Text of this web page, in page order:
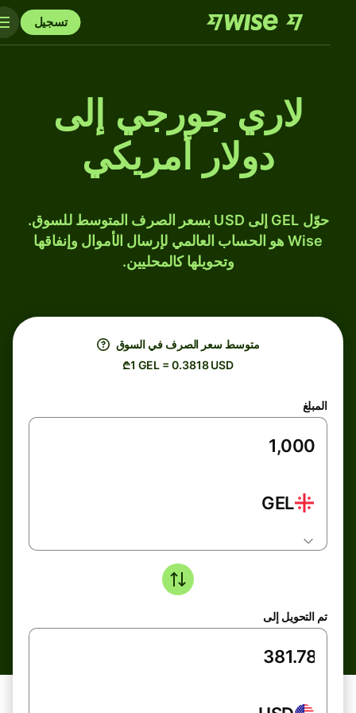
تسجيل
لاري جورجي إلى
دولار أمريكي
حوّل GEL إلى USD بسعر الصرف المتوسط للسوق.
Wise هو الحساب العالمي لإرسال الأموال وإنفاقها
وتحويلها كالمحليين.
متوسط ​​سعر الصرف في السوق
₾1 GEL = 0.3818 USD
المبلغ
GEL
تم التحويل إلى